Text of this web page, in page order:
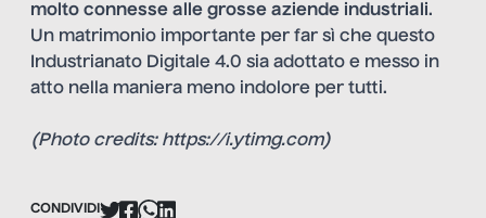
molto connesse alle grosse aziende industriali.
Un matrimonio importante per far sì che questo
Industrianato Digitale 4.0 sia adottato e messo in
atto nella maniera meno indolore per tutti.
(Photo credits: https://i.ytimg.com)
CONDIVIDI